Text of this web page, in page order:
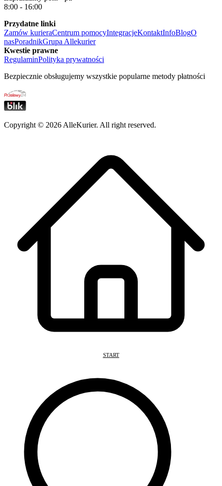
8:00 - 16:00
Przydatne linki
Zamów kurieraCentrum pomocyIntegracjeKontaktInfoBlogO
nasPoradnikGrupa Allekurier
Kwestie prawne
RegulaminPolityka prywatności
Bezpiecznie obsługujemy wszystkie popularne metody płatności
Copyright © 2026 AlleKurier. All right reserved.
START